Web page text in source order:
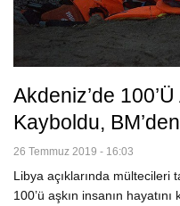
Akdeniz’de
Kayboldu,
26 Temmuz 2019 - 16:03
Libya açıklarında mültecileri
100’ü aşkın insanın